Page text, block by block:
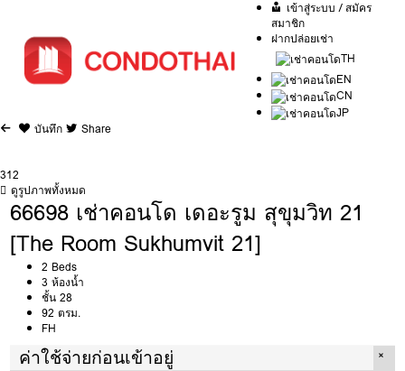
เข้าสู่ระบบ / สมัคร
สมาชิก
ฝากปล่อยเช่า
TH
EN
CN
JP
บันทึก
Share
312
ดูรูปภาพทั้งหมด
66698 เช่าคอนโด เดอะรูม สุขุมวิท 21
[The Room Sukhumvit 21]
2 Beds
3 ห้องน้ำ
ชั้น 28
92 ตรม.
FH
ค่าใช้จ่ายก่อนเข้าอยู่